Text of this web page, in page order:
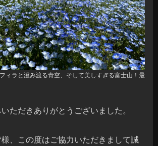
ィラと澄み渡る青空、そして美しすぎる富士山！最
ただきありがとうございました。
、この度はご協力いただきまして誠